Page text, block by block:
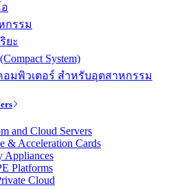
กรรม
ยะ
System)
มพิวเตอร์ สำหรับอุตสาหกรรม
and Cloud Servers
& Acceleration Cards
Appliances
Platforms
Cloud